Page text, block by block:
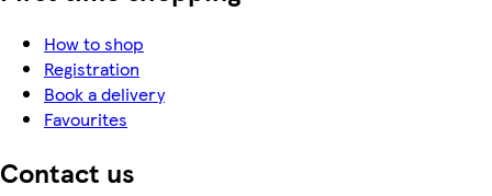
How to shop
Registration
Book a delivery
Favourites
Contact us